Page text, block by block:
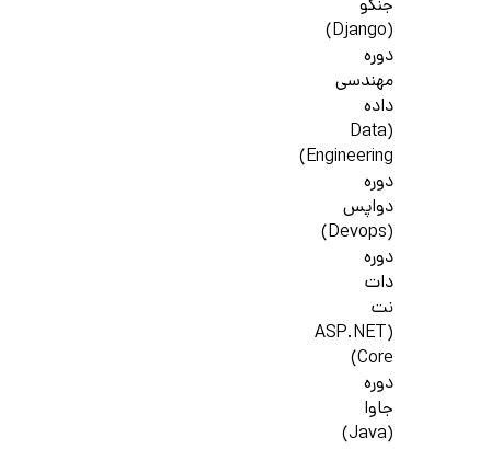
جنگو
(Django)
دوره
مهندسی
داده
(Data
Engineering)
دوره
دواپس
(Devops)
دوره
دات
نت
(ASP.NET
Core)
دوره
جاوا
(Java)